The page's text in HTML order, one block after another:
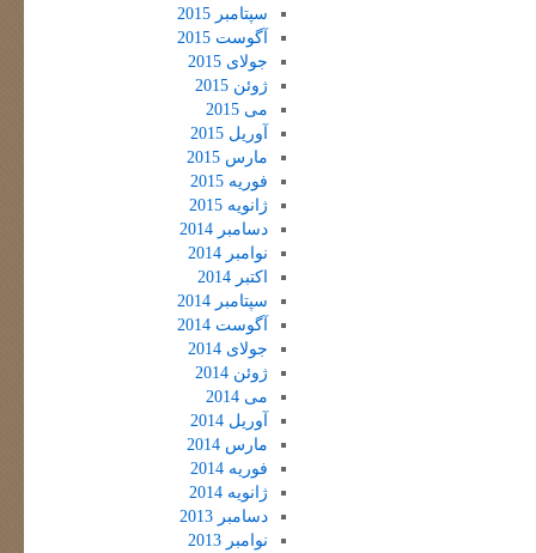
سپتامبر 2015
آگوست 2015
جولای 2015
ژوئن 2015
می 2015
آوریل 2015
مارس 2015
فوریه 2015
ژانویه 2015
دسامبر 2014
نوامبر 2014
اکتبر 2014
سپتامبر 2014
آگوست 2014
جولای 2014
ژوئن 2014
می 2014
آوریل 2014
مارس 2014
فوریه 2014
ژانویه 2014
دسامبر 2013
نوامبر 2013